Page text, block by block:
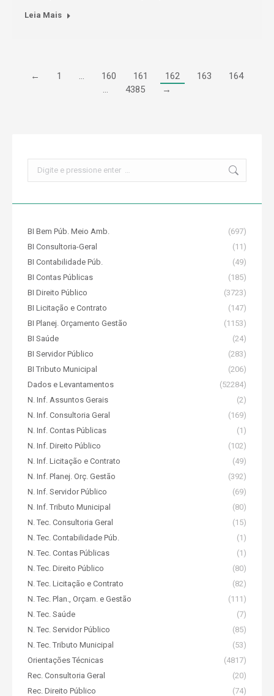
Leia Mais
← 1 … 160 161 162 163
164
…
4385 →
BI Bem Púb. Meio Amb.
(697)
BI Consultoria-Geral
(11)
BI Contabilidade Púb.
(49)
BI Contas Públicas
(185)
BI Direito Público
(3723)
BI Licitação e Contrato
(147)
BI Planej. Orçamento Gestão
(1153)
BI Saúde
(24)
BI Servidor Público
(283)
BI Tributo Municipal
(206)
Dados e Levantamentos
(52284)
N. Inf. Assuntos Gerais
(2)
N. Inf. Consultoria Geral
(169)
N. Inf. Contas Públicas
(1)
N. Inf. Direito Público
(102)
N. Inf. Licitação e Contrato
(49)
N. Inf. Planej. Orç. Gestão
(392)
N. Inf. Servidor Público
(69)
N. Inf. Tributo Municipal
(80)
N. Tec. Consultoria Geral
(15)
N. Tec. Contabilidade Púb.
(1)
N. Tec. Contas Públicas
(1)
N. Tec. Direito Público
(80)
N. Tec. Licitação e Contrato
(82)
N. Tec. Plan., Orçam. e Gestão
(111)
N. Tec. Saúde
(7)
N. Tec. Servidor Público
(85)
N. Tec. Tributo Municipal
(53)
Orientações Técnicas
(4817)
Rec. Consultoria Geral
(20)
Rec. Direito Público
(74)